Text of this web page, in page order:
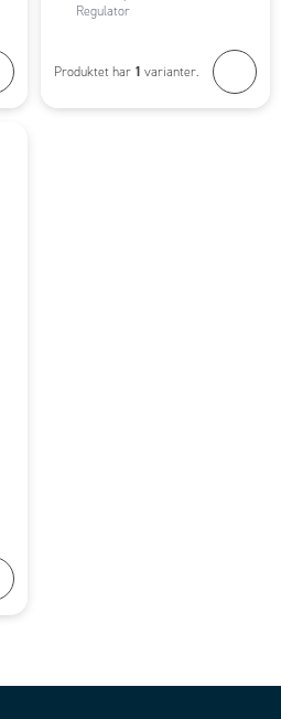
Regulator
Produktet har 1 varianter.